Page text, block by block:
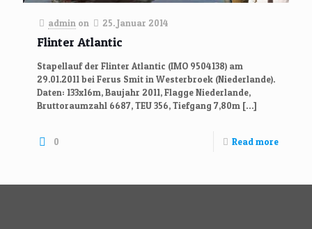
admin on 25. Januar 2014
Flinter Atlantic
Stapellauf der Flinter Atlantic (IMO 9504138) am
29.01.2011 bei Ferus Smit in Westerbroek (Niederlande).
Daten: 133x16m, Baujahr 2011, Flagge Niederlande,
Bruttoraumzahl 6687, TEU 356, Tiefgang 7,80m […]
0 Read more